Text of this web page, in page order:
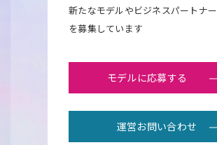
新たなモデルやビジネスパートナー
を募集しています
モデルに応募する
運営お問い合わせ